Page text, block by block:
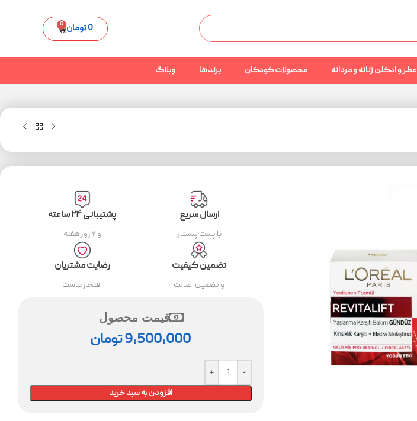
0تومان 0
عطر و ادکلن زنانه و مردانه محصولات کودکان برند ها وبلاگ
ارسال سریع
با پست پیشتاز
پشتیبانی ۲۴ ساعته
و ۷ روز هفته
تضمین کیفیت
و تضمین اصالت
رضایت مشتریان
افتخار ماست
قیمت محصول
9,500,000تومان
افزودن به سبد خرید